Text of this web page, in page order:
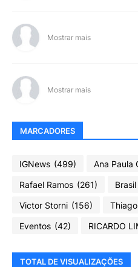
Mostrar mais
Mostrar mais
MARCADORES
IGNews (499) Ana Paula
Rafael Ramos (261) Brasil
Victor Storni (156)
Eventos (42) RICARDO
TOTAL DE VISUALIZAÇÕES